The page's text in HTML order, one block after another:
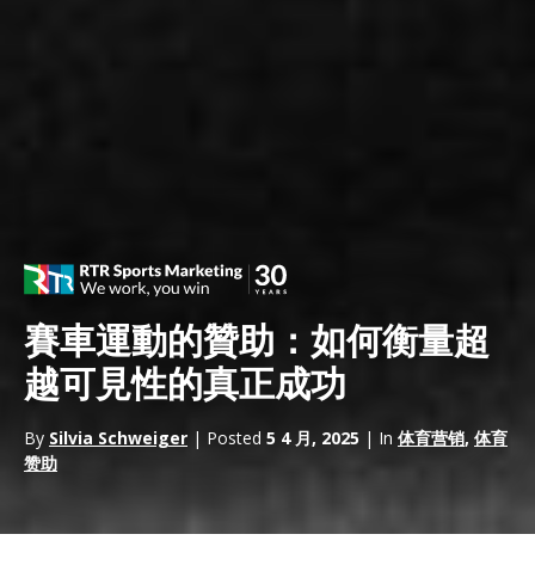
賽車運動的贊助：如何衡量超
越可見性的真正成功
By Silvia Schweiger | Posted 5 4 月, 2025 | In 体育营销, 体育
赞助